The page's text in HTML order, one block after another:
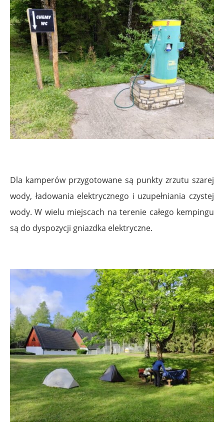
Dla kamperów przygotowane są punkty zrzutu szarej
wody, ładowania elektrycznego i uzupełniania czystej
wody. W wielu miejscach na terenie całego kempingu
są do dyspozycji gniazdka elektryczne.